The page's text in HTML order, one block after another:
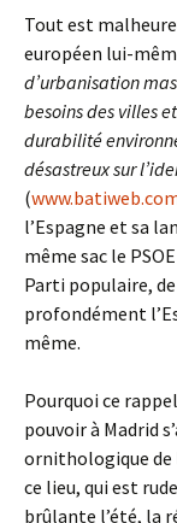
Tout est
européen lui-
d’urbanisation
besoins des villes
durabilité
désastreux sur
(
l’Espagne et sa
même sac le
Parti populaire,
profondément
même.
Pourquoi ce
pouvoir à Madrid
ornithologique de
ce lieu, qui est
brûlante l’été, la